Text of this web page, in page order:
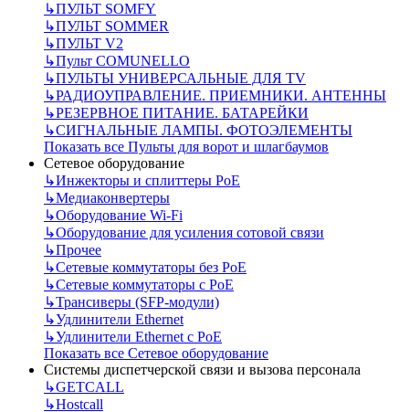
↳ПУЛЬТ SOMFY
↳ПУЛЬТ SOMMER
↳ПУЛЬТ V2
↳Пульт СOMUNELLO
↳ПУЛЬТЫ УНИВЕРСАЛЬНЫЕ ДЛЯ TV
↳РАДИОУПРАВЛЕНИЕ. ПРИЕМНИКИ. АНТЕННЫ
↳РЕЗЕРВНОЕ ПИТАНИЕ. БАТАРЕЙКИ
↳СИГНАЛЬНЫЕ ЛАМПЫ. ФОТОЭЛЕМЕНТЫ
Показать все Пульты для ворот и шлагбаумов
Сетевое оборудование
↳Инжекторы и сплиттеры РоЕ
↳Медиаконвертеры
↳Оборудование Wi-Fi
↳Оборудование для усиления сотовой связи
↳Прочее
↳Сетевые коммутаторы без РоЕ
↳Сетевые коммутаторы с РоЕ
↳Трансиверы (SFP-модули)
↳Удлинители Ethernet
↳Удлинители Ethernet с PoE
Показать все Сетевое оборудование
Системы диспетчерской связи и вызова персонала
↳GETCALL
↳Hostcall